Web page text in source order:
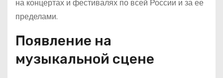
на концертах и фестивалях по всей России и за ее
пределами.
Появление на
музыкальной сцене